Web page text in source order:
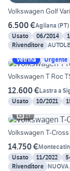
Volkswagen Golf
6.500 €Agliana (PT)
Usato
06/2014
Rivenditore
Vetrina
Urgente
Volkswagen T Roc
12.600 €Lastra a
Usato
10/2021
17
Volkswagen T-Cross
14.750 €
Usato
11/2022
Rivenditore NUOVA